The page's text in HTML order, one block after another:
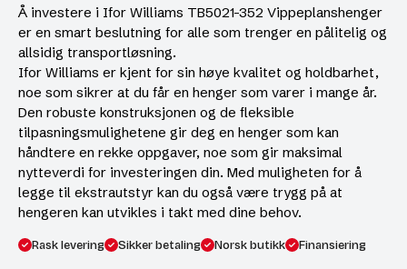
Å investere i Ifor Williams TB5021-352 Vippeplanshenger
er en smart beslutning for alle som trenger en pålitelig og
allsidig transportløsning.
Ifor Williams er kjent for sin høye kvalitet og holdbarhet,
noe som sikrer at du får en henger som varer i mange år.
Den robuste konstruksjonen og de fleksible
tilpasningsmulighetene gir deg en henger som kan
håndtere en rekke oppgaver, noe som gir maksimal
nytteverdi for investeringen din. Med muligheten for å
legge til ekstrautstyr kan du også være trygg på at
hengeren kan utvikles i takt med dine behov.
Rask levering Sikker betaling Norsk butikk Finansiering